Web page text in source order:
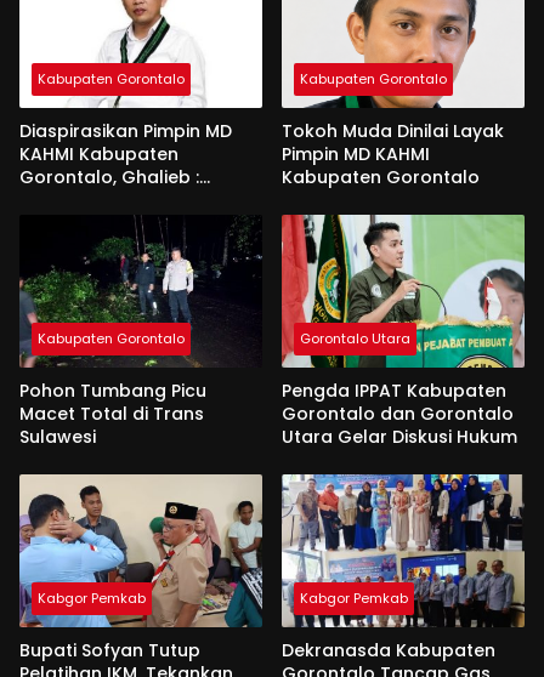
Kabupaten Gorontalo
Diaspirasikan Pimpin MD
KAHMI Kabupaten
Gorontalo, Ghalieb :
Kabupaten Gorontalo
Tokoh Muda Dinilai Layak
Pimpin MD KAHMI
Kabupaten Gorontalo
Kabupaten Gorontalo
Pohon Tumbang Picu
Macet Total di Trans
Sulawesi
Gorontalo Utara
Pengda IPPAT Kabupaten
Gorontalo dan Gorontalo
Utara Gelar Diskusi Hukum
Kabgor Pemkab
Bupati Sofyan Tutup
Kabgor Pemkab
Dekranasda Kabupaten